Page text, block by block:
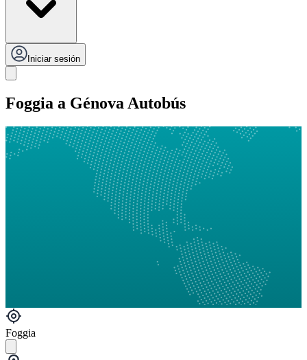
Iniciar sesión
Foggia a Génova Autobús
Foggia